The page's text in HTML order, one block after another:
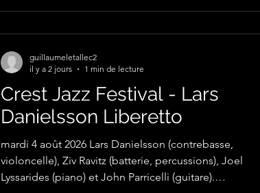
Crest Jazz Festival - Lars
Danielsson Liberetto
mardi 4 août 2026 Lars Danielsson (contrebasse,
violoncelle), Ziv Ravitz (batterie, percussions), Joel
Lyssarides (piano) et John Parricelli (guitare).
guillaumeletallec2
il y a 2 jours
1 min de lecture